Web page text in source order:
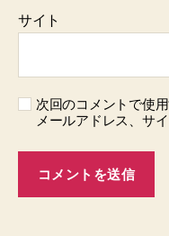
サイト
次回のコメントで使
メールアドレス、サ